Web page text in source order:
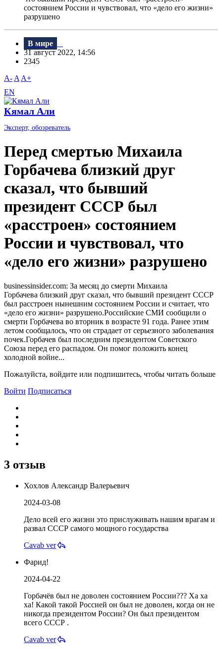
состоянием России и чувствовал, что «дело его жизни»
разрушено
В мире
31 август 2022, 14:56
2345
A- A A+
EN
Кямал Али
Эксперт, обозреватель
Перед смертью Михаила
Горбачева близкий друг
сказал, что бывший
президент СССР был
«расстроен» состоянием
России и чувствовал, что
«дело его жизни» разрушено
businessinsider.com: За месяц до смерти Михаила
Горбачева близкий друг сказал, что бывший президент СССР
был расстроен нынешним состоянием России и считает, что
«дело его жизни» разрушено.Российские СМИ сообщили о
смерти Горбачева во вторник в возрасте 91 года. Ранее этим
летом сообщалось, что он страдает от серьезного заболевания
почек.Горбачев был последним президентом Советского
Союза перед его распадом. Он помог положить конец
холодной войне...
Пожалуйста, войдите или подпишитесь, чтобы читать больше
Войти Подписаться
3 отзыв
Хохлов Александр Валерьевич
2024-03-08
Дело всей его жизни это прислуживать нашим врагам и
развал СССР самого мощного государства
Cavab ver
Фарид!
2024-04-22
Горбачёв был не доволен состоянием России??? Ха ха
ха! Какой такой Россией он был не доволен, когда он не
никогда президентом России? Он был президентом
всего СССР .
Cavab ver